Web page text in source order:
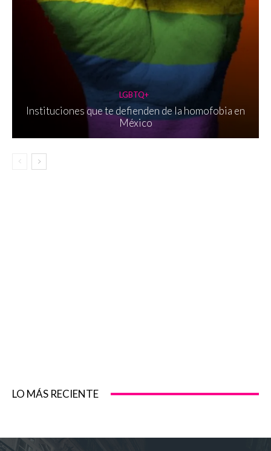
LGBTQ+
Instituciones que te defienden de la homofobia en
México
LO MÁS RECIENTE